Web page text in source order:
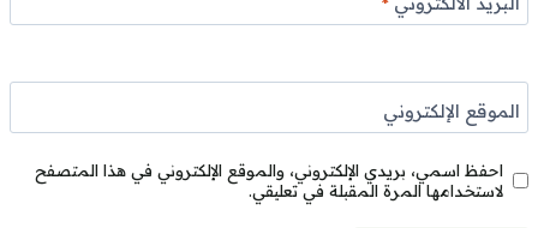
الموقع الإلكتروني
احفظ اسمي، بريدي الإلكتروني، والموقع الإلكتروني في هذا المتصفح
لاستخدامها المرة المقبلة في تعليقي.